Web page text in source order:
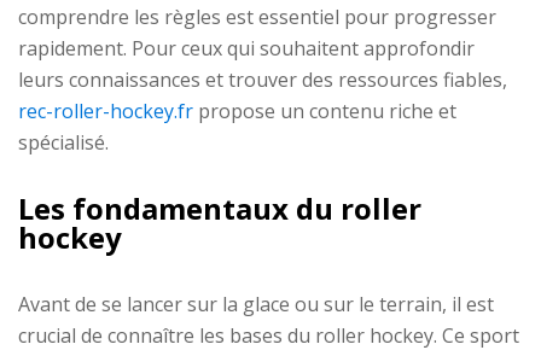
comprendre les règles est essentiel pour progresser
rapidement. Pour ceux qui souhaitent approfondir
leurs connaissances et trouver des ressources fiables,
rec-roller-hockey.fr propose un contenu riche et
spécialisé.
Les fondamentaux du roller
hockey
Avant de se lancer sur la glace ou sur le terrain, il est
crucial de connaître les bases du roller hockey. Ce sport